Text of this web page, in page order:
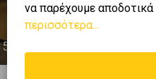
54
να παρέχουμε αποδοτικά
περισσότερα...